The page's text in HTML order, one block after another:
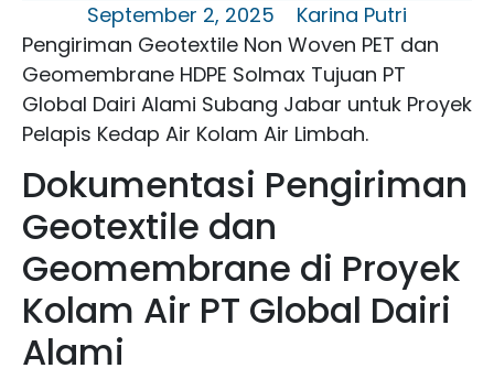
September 2, 2025
Karina Putri
Pengiriman Geotextile Non Woven PET dan
Geomembrane HDPE Solmax Tujuan PT
Global Dairi Alami Subang Jabar untuk Proyek
Pelapis Kedap Air Kolam Air Limbah.
Dokumentasi Pengiriman
Geotextile dan
Geomembrane di Proyek
Kolam Air PT Global Dairi
Alami